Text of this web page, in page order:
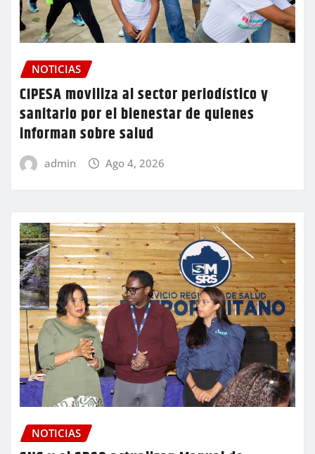
NOTICIAS
CIPESA moviliza al sector periodístico y
sanitario por el bienestar de quienes
informan sobre salud
admin Ago 4, 2026
NOTICIAS